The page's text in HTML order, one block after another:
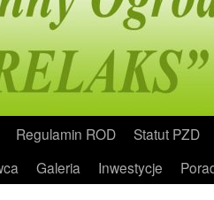
Regulamin ROD
Statut PZD
Galeria Inwestycje